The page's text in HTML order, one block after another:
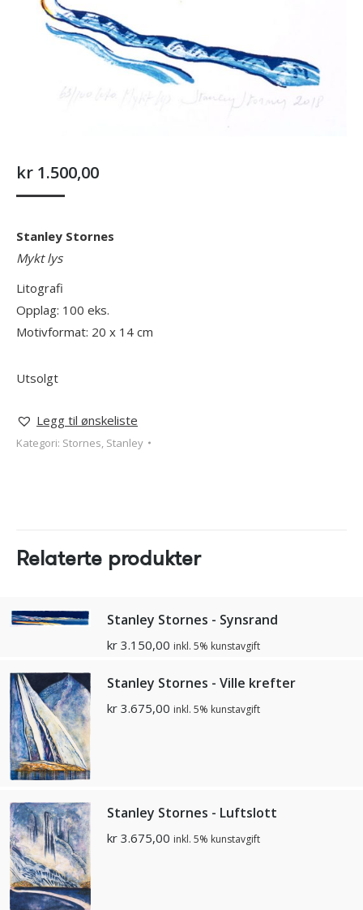
kr 1.500,00
Stanley Stornes
Mykt lys
Litografi
Opplag: 100 eks.
Motivformat: 20 x 14 cm
Utsolgt
Legg til ønskeliste
Kategori: Stornes, Stanley
Relaterte produkter
Stanley Stornes - Synsrand
kr 3.150,00 inkl. 5% kunstavgift
Stanley Stornes - Ville krefter
kr 3.675,00 inkl. 5% kunstavgift
Stanley Stornes - Luftslott
kr 3.675,00 inkl. 5% kunstavgift